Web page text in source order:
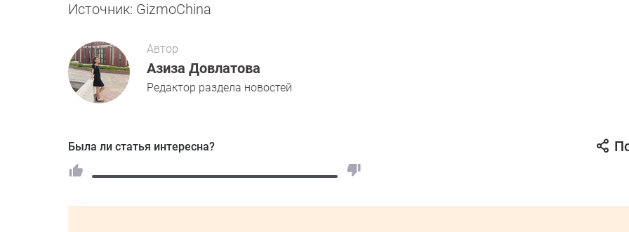
Источник: GizmoChina
Автор
Азиза Довлатова
Редактор раздела новостей
Была ли статья интересна?